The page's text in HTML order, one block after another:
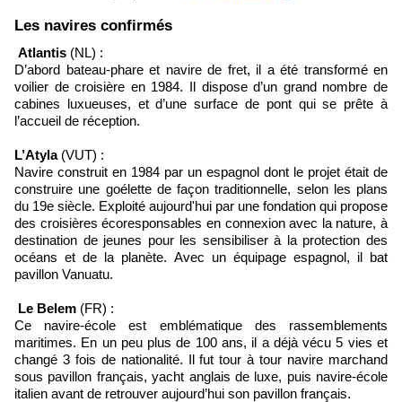
​Les navires confirmés
Atlantis (NL) :
D’abord bateau-phare et navire de fret, il a été transformé en
voilier de croisière en 1984. Il dispose d’un grand nombre de
cabines luxueuses, et d’une surface de pont qui se prête à
l’accueil de réception.
L’Atyla (VUT) :
Navire construit en 1984 par un espagnol dont le projet était de
construire une goélette de façon traditionnelle, selon les plans
du 19e siècle. Exploité aujourd'hui par une fondation qui propose
des croisières écoresponsables en connexion avec la nature, à
destination de jeunes pour les sensibiliser à la protection des
océans et de la planète. Avec un équipage espagnol, il bat
pavillon Vanuatu.
Le Belem (FR) :
Ce navire-école est emblématique des rassemblements
maritimes. En un peu plus de 100 ans, il a déjà vécu 5 vies et
changé 3 fois de nationalité. Il fut tour à tour navire marchand
sous pavillon français, yacht anglais de luxe, puis navire-école
italien avant de retrouver aujourd’hui son pavillon français.